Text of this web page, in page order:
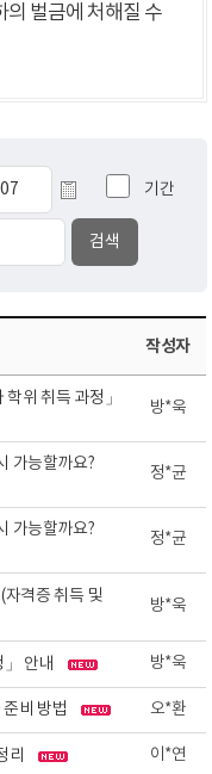
의 벌금에 처해질 수
기간
작성자
위 취득 과정」
방*욱
가능할까요? 정*균
가능할까요? 정*균
자격증 취득 및
방*욱
안내 방*욱
비 방법 오*환
리 이*연